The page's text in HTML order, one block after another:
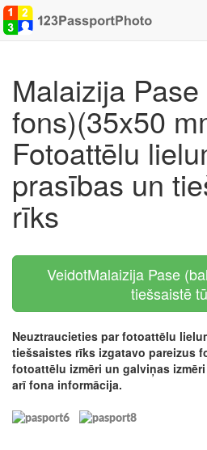
Malaizija
fons)(35x50
Fotoattēlu
prasības un
rīks
VeidotMalaizija Pase
tiešsaistē
Neuztraucieties par fotoattēlu
tiešsaistes rīks izgatavo pareizus
fotoattēlu izmēri un galviņas
arī fona informācija.